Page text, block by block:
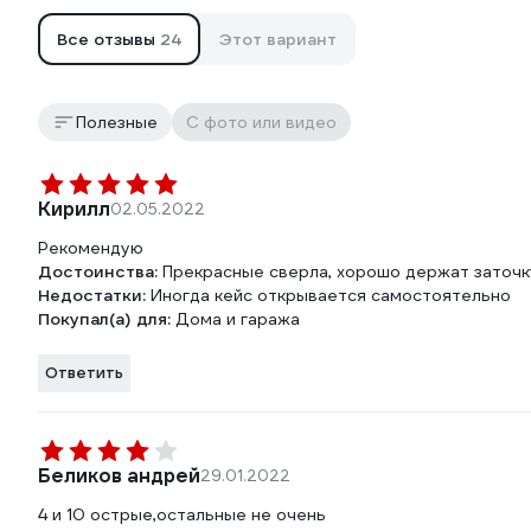
Все отзывы 24 Этот вариант
Полезные С фото или видео
Кирилл02.05.2022
Рекомендую
Достоинства: Прекрасные сверла, хорошо держат
Недостатки: Иногда кейс открывается самостоятельно
Покупал(а) для: Дома и гаража
Ответить
Беликов андрей29.01.2022
4 и 10 острые,остальные не очень